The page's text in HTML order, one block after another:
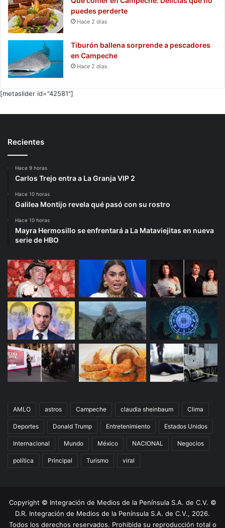
puedes perderte
Hace 2 días
Tiburón ballena sorprende a pescadores
en Campeche
Hace 2 días
[metaslider id="42581"]
Recientes
Hace 9 horas
Carlos Trejo entra a La Granja VIP 2
Hace 10 horas
Galilea Montijo revela qué pasó con su rostro
Hace 10 horas
Mayra Hermosillo se enfrentará a La Mataviejitas en nueva
serie de HBO
AMLO astros Campeche claudia sheinbaum Clima
Deportes Donald Trump Entretenimiento Estados Unidos
Internacional Mundo México NACIONAL Negocios
política Principal Turismo viral
Copyright © Integración de Medios de la Península S.A. de C.V. ©
D.R. Integración de Medios de la Península S.A. de C.V., 2026.
Todos los derechos reservados. Prohibida su reproducción total o